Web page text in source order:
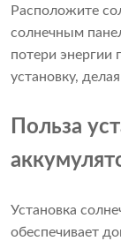
Расположите
солнечным
потери энергии
установку,
Польза
Установка
обеспечивает